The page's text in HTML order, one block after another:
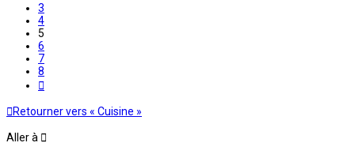
3
4
5
6
7
8
Retourner vers « Cuisine »
Aller à